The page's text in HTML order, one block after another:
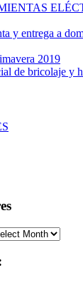
y entrega a
2019
de bricolaje y